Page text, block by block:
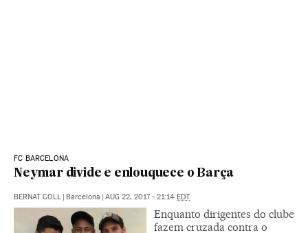
FC BARCELONA
Neymar divide e enlouquece o Barça
BERNAT COLL Barcelona AUG 22, 2017 - 21:14 EDT
Enquanto dirigentes do clube
fazem cruzada contra o